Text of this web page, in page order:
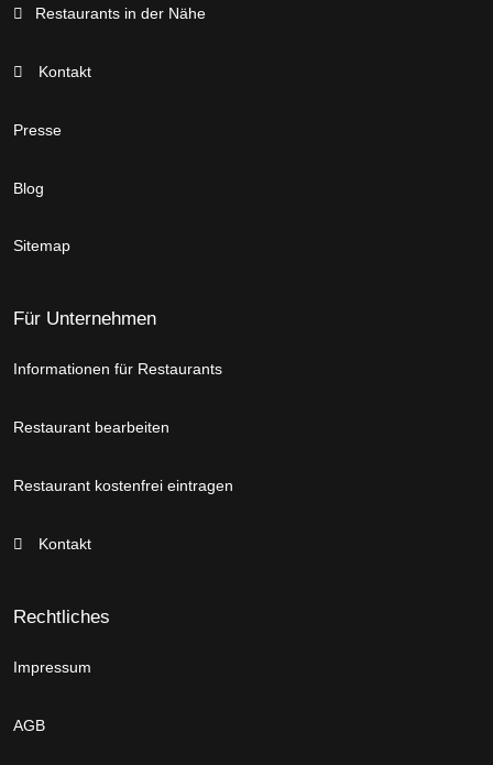
Restaurants in der Nähe
Kontakt
Presse
Blog
Sitemap
Für Unternehmen
Informationen für Restaurants
Restaurant bearbeiten
Restaurant kostenfrei eintragen
Kontakt
Rechtliches
Impressum
AGB